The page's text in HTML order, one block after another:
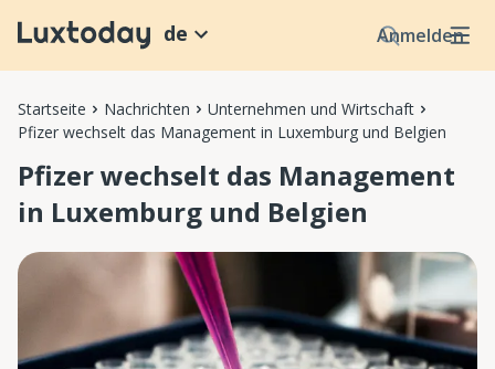
Anmelden
de
Startseite Nachrichten
Unternehmen und Wirtschaft
Pfizer wechselt das Management in Luxemburg und Belgien
Pfizer wechselt das Management
in Luxemburg und Belgien